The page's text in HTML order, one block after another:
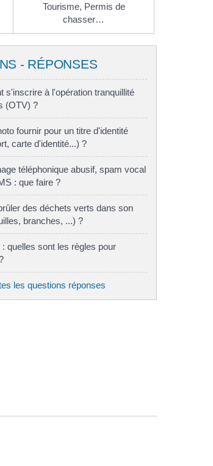
Tourisme, Permis de
chasser…
- RÉPONSES
s'inscrire à l'opération tranquillité
(OTV) ?
fournir pour un titre d'identité
carte d'identité...) ?
téléphonique abusif, spam vocal
: que faire ?
des déchets verts dans son
branches, ...) ?
quelles sont les règles pour
les questions réponses